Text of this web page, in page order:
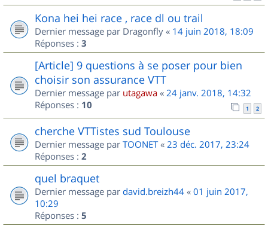
Kona hei hei race , race dl ou trail
Dernier message par Dragonfly « 14 juin 2018, 18:09
Réponses : 3
[Article] 9 questions à se poser pour bien
choisir son assurance VTT
Dernier message par utagawa « 24 janv. 2018, 14:32
Réponses : 10 1 2
cherche VTTistes sud Toulouse
Dernier message par TOONET« 23 déc. 2017, 23:24
Réponses : 2
quel braquet
Dernier message par david.breizh44 « 01 juin 2017,
10:29
Réponses : 5